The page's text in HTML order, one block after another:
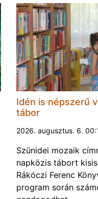
Idén is népszerű
tábor
2026. augusztus. 6.
Szünidei mozaik
napközis tábort
Rákóczi Ferenc
program során